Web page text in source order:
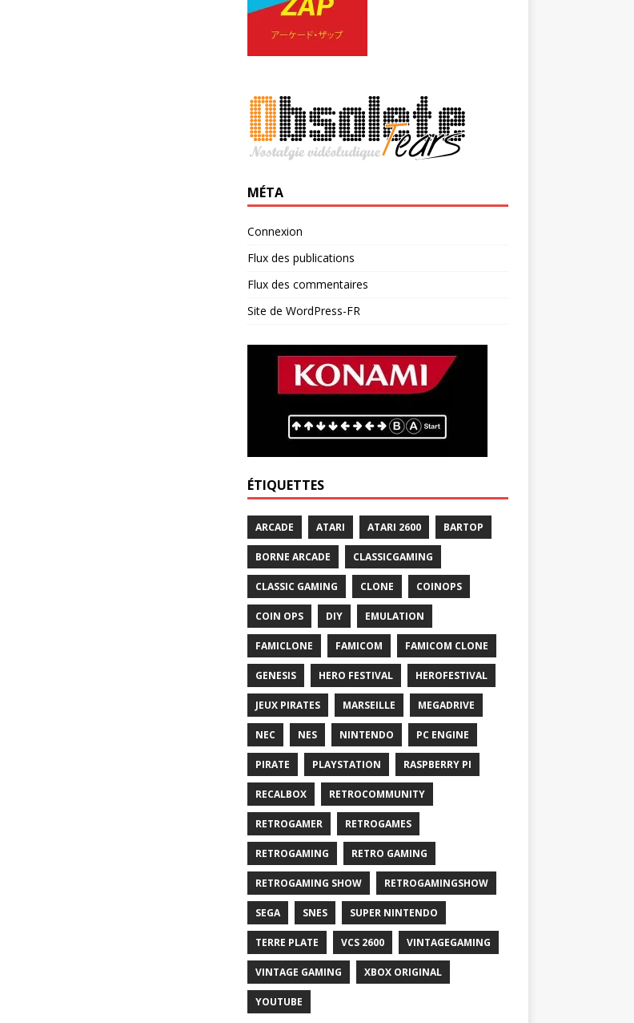
MÉTA
Connexion
Flux des publications
Flux des commentaires
Site de WordPress-FR
ÉTIQUETTES
ARCADE ATARI ATARI 2600 BARTOP
BORNE ARCADE CLASSICGAMING
CLASSIC GAMING CLONE COINOPS
COIN OPS DIY EMULATION
FAMICLONE FAMICOM FAMICOM CLONE
GENESIS HERO FESTIVAL HEROFESTIVAL
JEUX PIRATES MARSEILLE MEGADRIVE
NEC NES NINTENDO PC ENGINE
PIRATE PLAYSTATION RASPBERRY PI
RECALBOX RETROCOMMUNITY
RETROGAMER RETROGAMES
RETROGAMING RETRO GAMING
RETROGAMING SHOW RETROGAMINGSHOW
SEGA SNES SUPER NINTENDO
TERRE PLATE VCS 2600 VINTAGEGAMING
VINTAGE GAMING XBOX ORIGINAL
YOUTUBE